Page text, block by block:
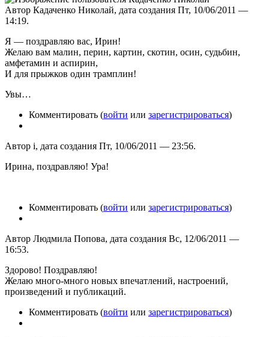
Автор Кадаченко Николай, дата создания Пт, 10/06/2011 —
14:19.
Я — поздравляю вас, Ирин!
Желаю вам малин, перин, картин, скотин, осин, судьбин,
амфетамин и аспирин,
И для прыжков один трамплин!
Увы…
Комментировать (войти или зарегистрироваться)
Автор i, дата создания Пт, 10/06/2011 — 23:56.
Ирина, поздравляю! Ура!
Комментировать (войти или зарегистрироваться)
Автор Людмила Попова, дата создания Вс, 12/06/2011 —
16:53.
Здорово! Поздравляю!
Желаю много-много новых впечатлений, настроений,
произведений и публикаций.
Комментировать (войти или зарегистрироваться)